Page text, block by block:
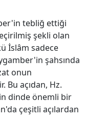
tebliğ ettiği
şekli olan
İslâm sadece
şahsında
onun
Bu açıdan, Hz.
dinde önemli bir
çeşitli açılardan